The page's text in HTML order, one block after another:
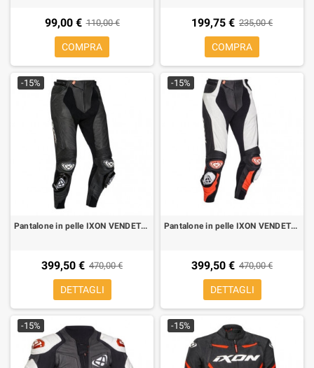
99,00 € 110,00 €
COMPRA
199,75 € 235,00 €
COMPRA
-15%
Pantalone in pelle IXON VENDETTA PT EVO nero bianco
399,50 € 470,00 €
DETTAGLI
-15%
Pantalone in pelle IXON VENDETTA PT EVO nero rosso
399,50 € 470,00 €
DETTAGLI
-15% -15%